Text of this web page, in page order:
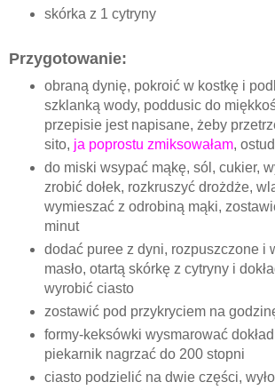
skórka z 1 cytryny
Przygotowanie:
obraną dynię, pokroić w kostkę i
szklanką wody, poddusic do
przepisie jest napisane, żeby
sito, ja poprostu zmiksowałam,
do miski wsypać mąkę, sól, cukier,
zrobić dołek, rozkruszyć drożdże,
wymieszać z odrobiną mąki,
minut
dodać puree z dyni, rozpuszczone i
masło, otartą skórkę z cytryny i
wyrobić ciasto
zostawić pod przykryciem na
formy-keksówki wysmarować
piekarnik nagrzać do 200 stopni
ciasto podzielić na dwie części,